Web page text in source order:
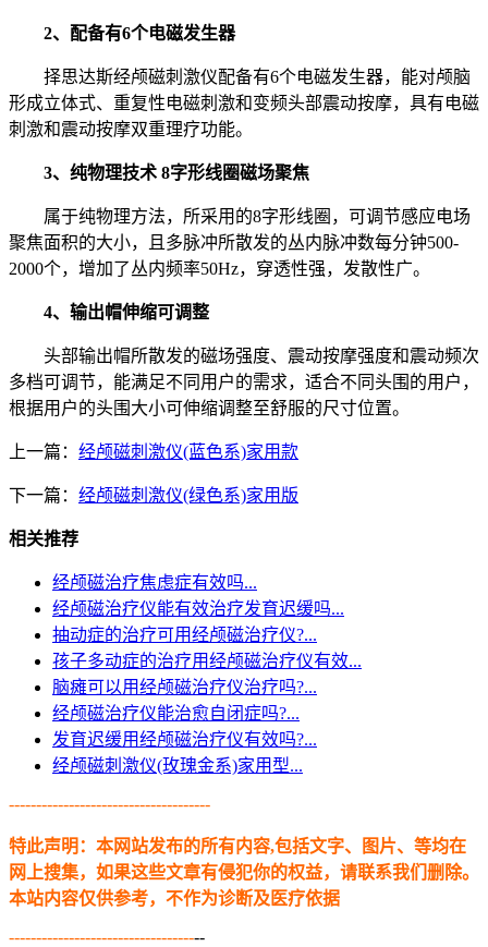
2、配备有6个电磁发生器
择思达斯经颅磁刺激仪配备有6个电磁发生器，能对颅脑
形成立体式、重复性电磁刺激和变频头部震动按摩，具有电磁
刺激和震动按摩双重理疗功能。
3、纯物理技术 8字形线圈磁场聚焦
属于纯物理方法，所采用的8字形线圈，可调节感应电场
聚焦面积的大小，且多脉冲所散发的丛内脉冲数每分钟500-
2000个，增加了丛内频率50Hz，穿透性强，发散性广。
4、输出帽伸缩可调整
头部输出帽所散发的磁场强度、震动按摩强度和震动频次
多档可调节，能满足不同用户的需求，适合不同头围的用户，
根据用户的头围大小可伸缩调整至舒服的尺寸位置。
上一篇： 经颅磁刺激仪(蓝色系)家用款
下一篇： 经颅磁刺激仪(绿色系)家用版
相关推荐
经颅磁治疗焦虑症有效吗...
经颅磁治疗仪能有效治疗发育迟缓吗...
抽动症的治疗可用经颅磁治疗仪?...
孩子多动症的治疗用经颅磁治疗仪有效...
脑瘫可以用经颅磁治疗仪治疗吗?...
经颅磁治疗仪能治愈自闭症吗?...
发育迟缓用经颅磁治疗仪有效吗?...
经颅磁刺激仪(玫瑰金系)家用型...
-------------------------------------
特此声明：本网站发布的所有内容,包括文字、图片、等均在
网上搜集，如果这些文章有侵犯你的权益，请联系我们删除。
本站内容仅供参考，不作为诊断及医疗依据
------------------------------------